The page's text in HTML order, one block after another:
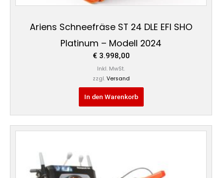
Ariens Schneefräse ST 24 DLE EFI SHO
Platinum – Modell 2024
€3.998,00
Inkl. MwSt.
zzgl. Versand
In den Warenkorb